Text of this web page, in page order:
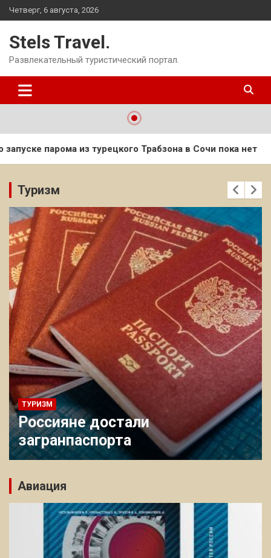
Перейти
к
Четверг, 6 августа, 2026
Stels Travel.
Развлекательный туристический портал.
Трабзона в Сочи пока нет Юридический комитет ИМО
Туризм
В аэропорт
будет приехать
2023 году
Авиация